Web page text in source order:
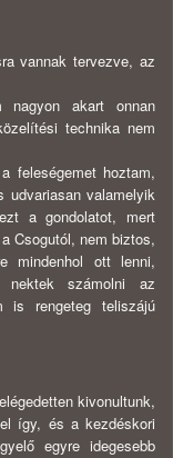
vannak tervezve, az
akart onnan
technika nem
feleségemet hoztam,
udvariasan valamelyik
a gondolatot, mert
Csogutól, nem biztos,
mindenhol ott lenni,
számolni az
is rengeteg teliszájú
kivonultunk,
így, és a kezdéskori
egyre idegesebb